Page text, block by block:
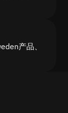
产品、